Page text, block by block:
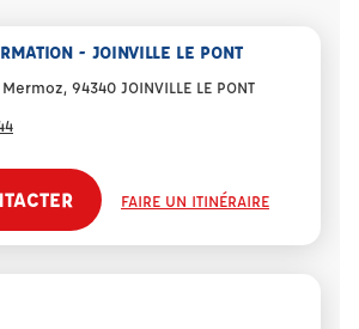
- JOINVILLE LE PONT
94340 JOINVILLE LE PONT
FAIRE UN ITINÉRAIRE